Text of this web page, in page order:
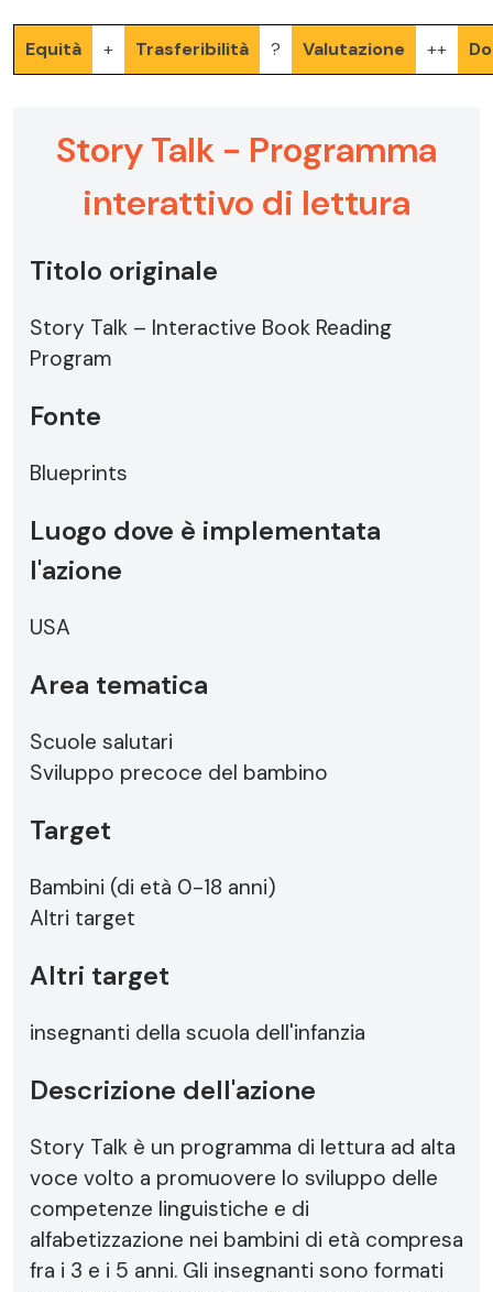
Equità + Trasferibilità ? Valutazione ++
Story Talk - Programma
interattivo di lettura
Titolo originale
Story Talk – Interactive Book Reading
Program
Fonte
Blueprints
Luogo dove è implementata
l'azione
USA
Area tematica
Scuole salutari
Sviluppo precoce del bambino
Target
Bambini (di età 0-18 anni)
Altri target
Altri target
insegnanti della scuola dell'infanzia
Descrizione dell'azione
Story Talk è un programma di lettura ad alta
voce volto a promuovere lo sviluppo delle
competenze linguistiche e di
alfabetizzazione nei bambini di età compresa
fra i 3 e i 5 anni. Gli insegnanti sono formati